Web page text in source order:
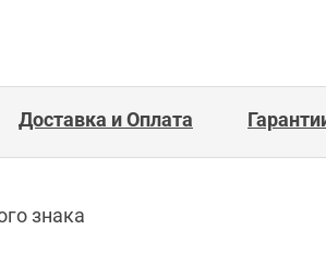
Доставка и Оплата
знака